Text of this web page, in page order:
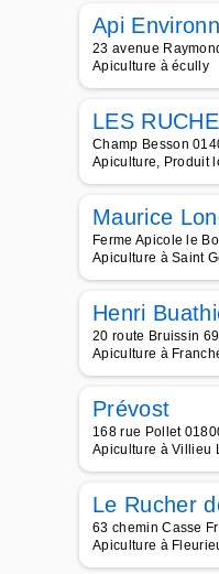
Api
23 avenue
Apiculture à écully
LES
Champ Besson
Apiculture, Produit
Maurice
Ferme Apicole le
Apiculture à Saint
Henri
20 route Bruissin
Apiculture à
Prévost
168 rue Pollet
Apiculture à Villieu
Le Rucher
63 chemin Casse
Apiculture à